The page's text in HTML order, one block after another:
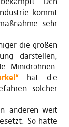
kommt
sehr
die großen
darstellen,
Minidrohnen.
hat die
solcher
anderen weit
So hatte